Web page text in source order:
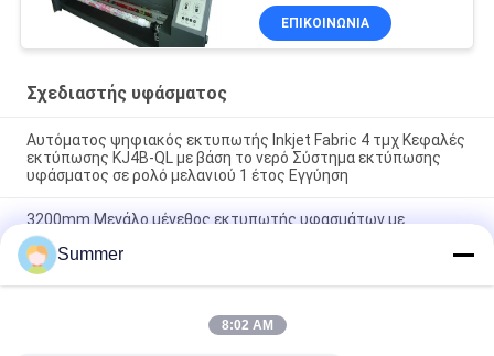
ΕΠΙΚΟΙΝΩΝΙΑ
Σχεδιαστής υφάσματος
Αυτόματος ψηφιακός εκτυπωτής Inkjet Fabric 4 τμχ Κεφαλές
εκτύπωσης KJ4B-QL με βάση το νερό Σύστημα εκτύπωσης
υφάσματος σε ρολό μελανιού 1 έτος Εγγύηση
3200mm Μεγάλο μέγεθος εκτυπωτής υφασμάτων με
θερμαντήρα Inline Machine για υλικά βαμβακιού και
πολυεστέρας Σύστημα εκτύπωσης υφασμάτων
μηχανή για βαμβάκι και υφάσματα πολυεστέρα Inkjet
κλωστοϋφαντουργικός εκτυπωτής με σύστημα
Summer
8:02 AM